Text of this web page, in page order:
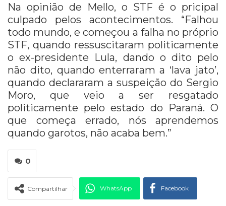
Na opinião de Mello, o STF é o pricipal
culpado pelos acontecimentos. “Falhou
todo mundo, e começou a falha no próprio
STF, quando ressuscitaram politicamente
o ex-presidente Lula, dando o dito pelo
não dito, quando enterraram a ‘lava jato’,
quando declararam a suspeição do Sergio
Moro, que veio a ser resgatado
politicamente pelo estado do Paraná. O
que começa errado, nós aprendemos
quando garotos, não acaba bem.”
0
Compartilhar WhatsApp Facebook